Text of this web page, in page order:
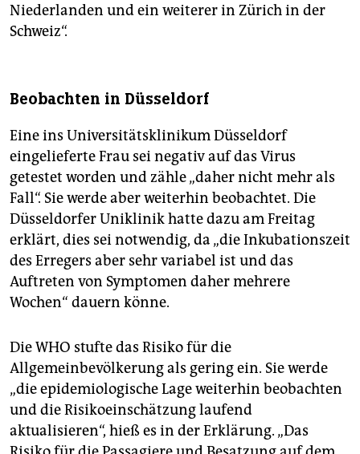
Niederlanden und ein weiterer in Zürich in der
Schweiz“.
Beobachten in Düsseldorf
Eine ins Universitätsklinikum Düsseldorf
eingelieferte Frau sei negativ auf das Virus
getestet worden und zähle „daher nicht mehr als
Fall“. Sie werde aber weiterhin beobachtet. Die
Düsseldorfer Uniklinik hatte dazu am Freitag
erklärt, dies sei notwendig, da „die Inkubationszeit
des Erregers aber sehr variabel ist und das
Auftreten von Symptomen daher mehrere
Wochen“ dauern könne.
Die WHO stufte das Risiko für die
Allgemeinbevölkerung als gering ein. Sie werde
„die epidemiologische Lage weiterhin beobachten
und die Risikoeinschätzung laufend
aktualisieren“, hieß es in der Erklärung. „Das